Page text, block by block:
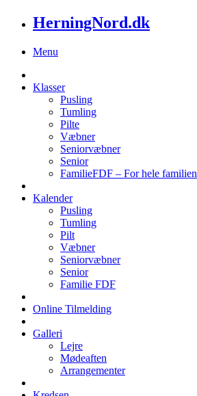
HerningNord.dk
Menu
Klasser
Pusling
Tumling
Pilte
Væbner
Seniorvæbner
Senior
FamilieFDF – For hele familien
Kalender
Pusling
Tumling
Pilt
Væbner
Seniorvæbner
Senior
Familie FDF
Online Tilmelding
Galleri
Lejre
Mødeaften
Arrangementer